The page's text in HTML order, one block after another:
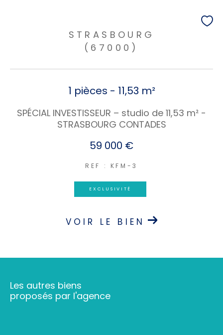
STRASBOURG
(67000)
1 pièces - 11,53 m²
SPÉCIAL INVESTISSEUR – studio de 11,53 m² -
STRASBOURG CONTADES
59 000 €
REF : KFM-3
EXCLUSIVITÉ
VOIR LE BIEN
Les autres biens
proposés par l'agence